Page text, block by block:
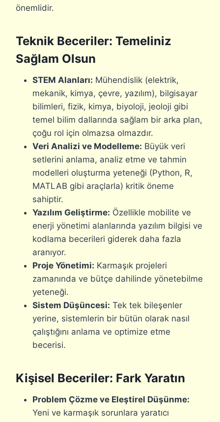
önemlidir.
Teknik Beceriler: Temeliniz
Sağlam Olsun
STEM Alanları: Mühendislik (elektrik,
mekanik, kimya, çevre, yazılım), bilgisayar
bilimleri, fizik, kimya, biyoloji, jeoloji gibi
temel bilim dallarında sağlam bir arka plan,
çoğu rol için olmazsa olmazdır.
Veri Analizi ve Modelleme: Büyük veri
setlerini anlama, analiz etme ve tahmin
modelleri oluşturma yeteneği (Python, R,
MATLAB gibi araçlarla) kritik öneme
sahiptir.
Yazılım Geliştirme: Özellikle mobilite ve
enerji yönetimi alanlarında yazılım bilgisi ve
kodlama becerileri giderek daha fazla
aranıyor.
Proje Yönetimi: Karmaşık projeleri
zamanında ve bütçe dahilinde yönetebilme
yeteneği.
Sistem Düşüncesi: Tek tek bileşenler
yerine, sistemlerin bir bütün olarak nasıl
çalıştığını anlama ve optimize etme
becerisi.
Kişisel Beceriler: Fark Yaratın
Problem Çözme ve Eleştirel Düşünme:
Yeni ve karmaşık sorunlara yaratıcı